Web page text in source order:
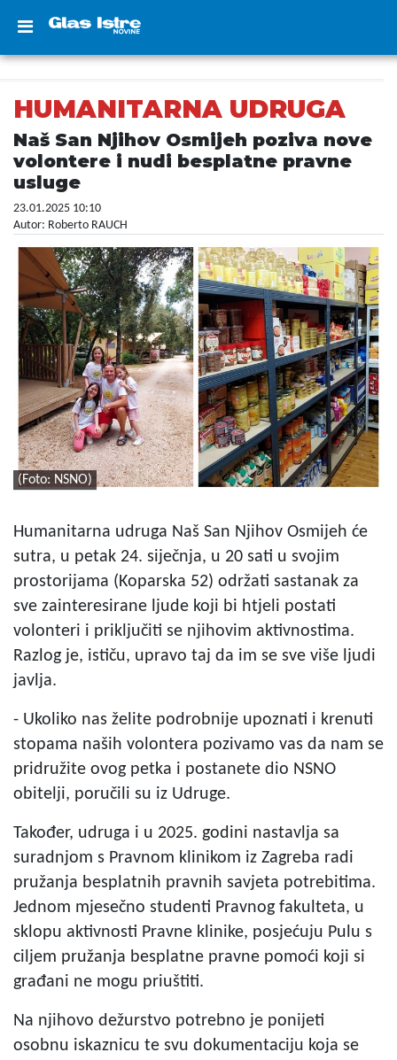
HUMANITARNA UDRUGA
Naš San Njihov Osmijeh poziva nove
volontere i nudi besplatne pravne
usluge
23.01.2025 10:10
Autor: Roberto RAUCH
(Foto: NSNO)
Humanitarna udruga Naš San Njihov Osmijeh će
sutra, u petak 24. siječnja, u 20 sati u svojim
prostorijama (Koparska 52) održati sastanak za
sve zainteresirane ljude koji bi htjeli postati
volonteri i priključiti se njihovim aktivnostima.
Razlog je, ističu, upravo taj da im se sve više ljudi
javlja.
- Ukoliko nas želite podrobnije upoznati i krenuti
stopama naših volontera pozivamo vas da nam se
pridružite ovog petka i postanete dio NSNO
obitelji, poručili su iz Udruge.
Također, udruga i u 2025. godini nastavlja sa
suradnjom s Pravnom klinikom iz Zagreba radi
pružanja besplatnih pravnih savjeta potrebitima.
Jednom mjesečno studenti Pravnog fakulteta, u
sklopu aktivnosti Pravne klinike, posjećuju Pulu s
ciljem pružanja besplatne pravne pomoći koji si
građani ne mogu priuštiti.
Na njihovo dežurstvo potrebno je ponijeti
osobnu iskaznicu te svu dokumentaciju koja se